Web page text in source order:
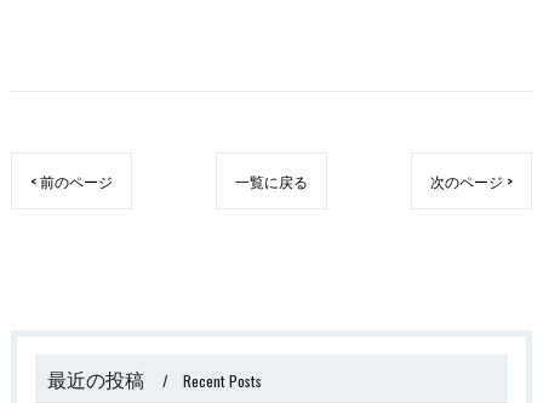
< 前のページ 一覧に戻る 次のページ >
最近の投稿 Recent Posts